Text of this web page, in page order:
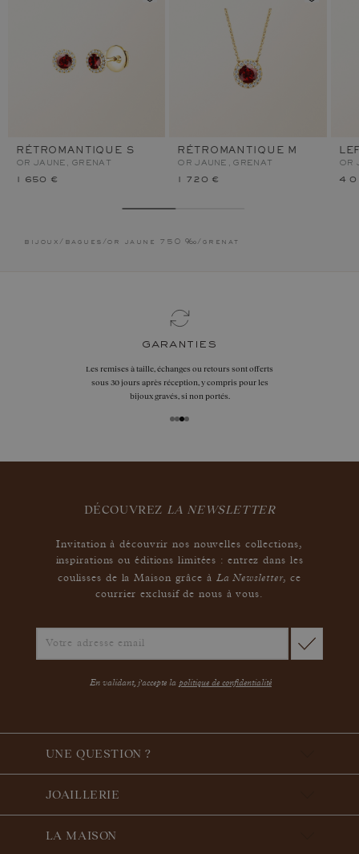
RÉTROMANTIQUE S
OR JAUNE, GRENAT
1 650 €
RÉTROMANTIQUE M
OR JAUNE, GRENAT
1 720 €
OR
4
bijoux / bagues / or jaune 750 ‰ / grenat
garanties
Les remises à taille, échanges ou retours sont offerts
sous 30 jours après réception, y compris pour les
bijoux gravés, si non portés.
DÉCOUVREZ LA NEWSLETTER
Invitation à découvrir nos nouvelles collections,
inspirations ou éditions limitées : entrez dans les
coulisses de la Maison grâce à La Newsletter,ce
courrier exclusif de nous à vous.
En validant, j'accepte la politique de confidentialité
UNE QUESTION ?
JOAILLERIE
LA MAISON